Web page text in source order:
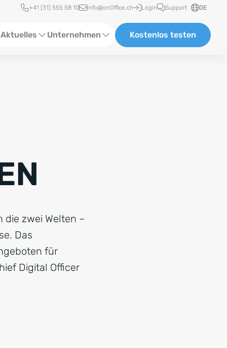
Schnellzugriff
+41 (31) 555 58 10 info@onOffice.ch Login Support DE
Aktuelles
Blog
Unternehmen Kostenlos testen
die zwei Welten –
Das
für
Digital Officer